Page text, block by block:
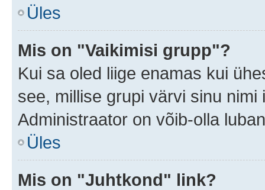
Üles
Mis on "Vaikimisi grupp"?
Kui sa oled liige enamas kui
see, millise grupi värvi sinu
Administraator on võib-olla
Üles
Mis on "Juhtkond" link?